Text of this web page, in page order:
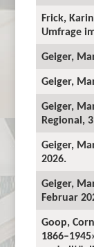
Frick,
Umfrage
Geiger,
Geiger,
Geiger,
Regional,
Geiger,
2026.
Geiger,
Februar
Goop,